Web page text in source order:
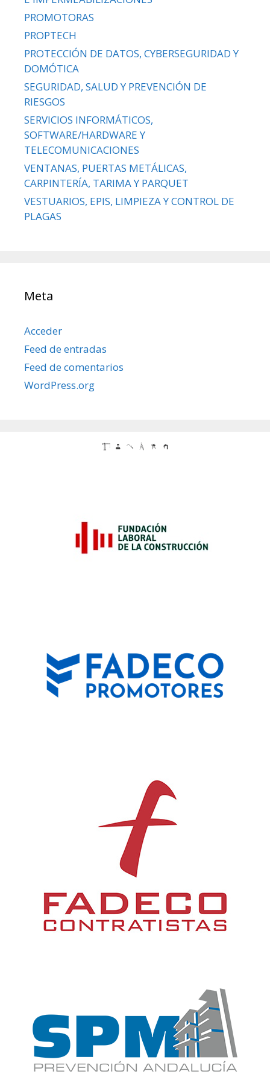
PROMOTORAS
PROPTECH
PROTECCIÓN DE DATOS, CYBERSEGURIDAD Y
DOMÓTICA
SEGURIDAD, SALUD Y PREVENCIÓN DE
RIESGOS
SERVICIOS INFORMÁTICOS,
SOFTWARE/HARDWARE Y
TELECOMUNICACIONES
VENTANAS, PUERTAS METÁLICAS,
CARPINTERÍA, TARIMA Y PARQUET
VESTUARIOS, EPIS, LIMPIEZA Y CONTROL DE
PLAGAS
Meta
Acceder
Feed de entradas
Feed de comentarios
WordPress.org